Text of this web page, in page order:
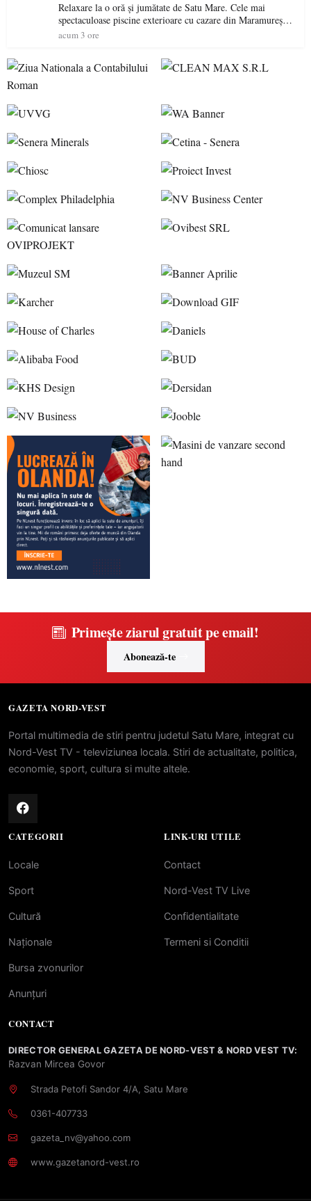
Relaxare la o oră și jumătate de Satu Mare. Cele mai
spectaculoase piscine exterioare cu cazare din Maramureș,
ideale pentru o escapadă de vară
acum 3 ore
Primește ziarul gratuit pe email!
Abonează-te
GAZETA NORD-VEST
Portal multimedia de stiri pentru judetul Satu Mare, integrat cu
Nord-Vest TV - televiziunea locala. Stiri de actualitate, politica,
economie, sport, cultura si multe altele.
CATEGORII
Locale
Sport
Cultură
Naționale
Bursa zvonurilor
Anunțuri
LINK-URI UTILE
Contact
Nord-Vest TV Live
Confidentialitate
Termeni si Conditii
CONTACT
DIRECTOR GENERAL GAZETA DE NORD-VEST & NORD VEST TV:
Razvan Mircea Govor
Strada Petofi Sandor 4/A, Satu Mare
0361-407733
gazeta_nv@yahoo.com
www.gazetanord-vest.ro